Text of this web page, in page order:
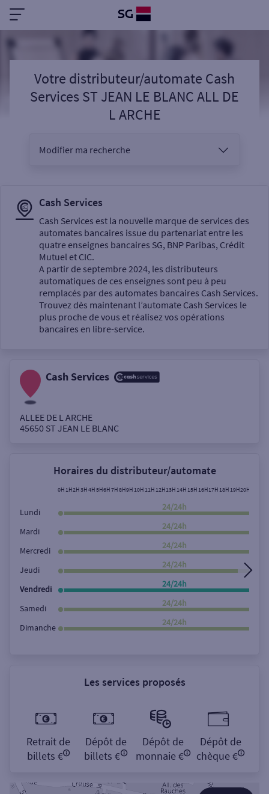
Votre distributeur/automate Cash
Services ST JEAN LE BLANC ALL DE
L ARCHE
Modifier ma recherche
Sélectionnez votre recherche
Un service
Autour de moi
Rue
Cash Services
Cash Services est la nouvelle marque de services des
automates bancaires issue du partenariat entre les
quatre enseignes bancaires SG, BNP Paribas, Crédit
Mutuel et CIC.
A partir de septembre 2024, les distributeurs
automatiques de ces enseignes sont peu à peu
remplacés par des automates bancaires Cash Services.
Trouvez dès maintenant l’automate Cash Services le
plus proche de vous et réalisez vos opérations
bancaires en libre-service.
Cash Services
ALLEE DE L ARCHE
45650 ST JEAN LE BLANC
Horaires du distributeur/automate
0H 1H2H3H4H5H6H7H8H9H 10H 11H 12H13H 14H 15H 16H17H 18H 19H20H
Lundi
24/24h
Mardi
24/24h
Mercredi
24/24h
Jeudi
24/24h
Vendredi
24/24h
Samedi
24/24h
Dimanche
24/24h
Les services proposés
Retrait de
billets €
Dépôt de
billets €
Dépôt de
monnaie €
Dépôt de
chèque €